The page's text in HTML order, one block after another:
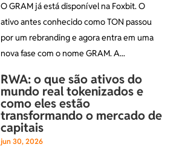
O GRAM já está disponível na Foxbit. O
ativo antes conhecido como TON passou
por um rebranding e agora entra em uma
nova fase com o nome GRAM. A...
RWA: o que são ativos do
mundo real tokenizados e
como eles estão
transformando o mercado de
capitais
jun 30, 2026